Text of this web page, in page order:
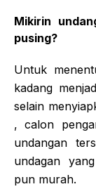
Mikirin
pusing?
Untuk
kadang
selain
, calon
undangan
undagan
pun murah.